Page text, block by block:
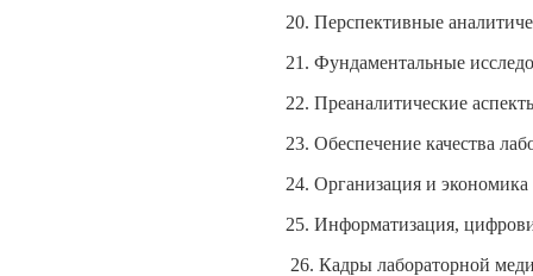
20. Перспективные
21. Фундаментальные
22. Преаналитические
23. Обеспечение качества
24. Организация и
25. Информатизация,
26. Кадры лабораторной